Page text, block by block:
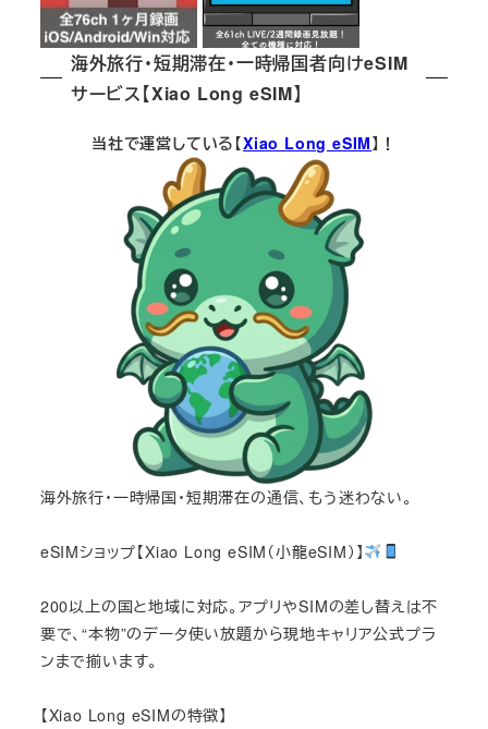
海外旅行・短期滞在・一時帰国者向けeSIM
サービス【Xiao Long eSIM】
当社で運営している【Xiao Long eSIM】！
海外旅行・一時帰国・短期滞在の通信、もう迷わない。
eSIMショップ【Xiao Long eSIM（小龍eSIM）】
200以上の国と地域に対応。アプリやSIMの差し替えは不
要で、“本物”のデータ使い放題から現地キャリア公式プラ
ンまで揃います。
【Xiao Long eSIMの特徴】